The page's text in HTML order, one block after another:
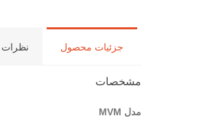
جزئیات محصول نظرات
مشخصات
مدل MVM